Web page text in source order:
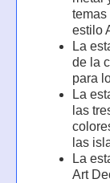
temas
estilo
La
de la
para
La
las
las
La
Art